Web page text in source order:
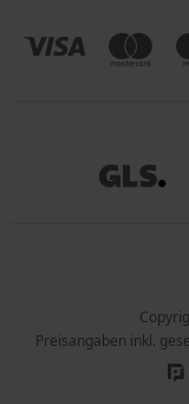
Preisangaben inkl.